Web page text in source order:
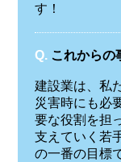
す！
Q. これからの
建設業は、私
災害時にも必
要な役割を担
支えていく若
の一番の目標